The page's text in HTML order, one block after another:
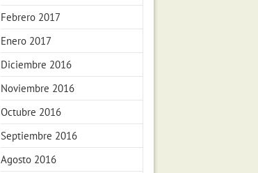
Febrero 2017
Enero 2017
Diciembre 2016
Noviembre 2016
Octubre 2016
Septiembre 2016
Agosto 2016